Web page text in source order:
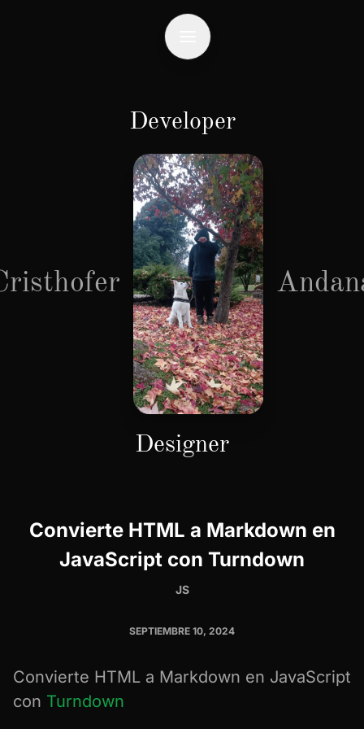
Developer
Designer
Convierte HTML a Markdown en
JavaScript con Turndown
JS
SEPTIEMBRE 10, 2024
Convierte HTML a Markdown en JavaScript
con Turndown